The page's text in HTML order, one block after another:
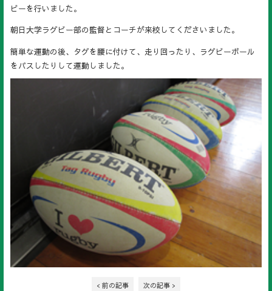
ビーを行いました。
朝日大学ラグビー部の監督とコーチが来校してくださいました。
簡単な運動の後、タグを腰に付けて、走り回ったり、ラグビーボール
をパス したりして運動しました。
< 前の記事 次の記事 >